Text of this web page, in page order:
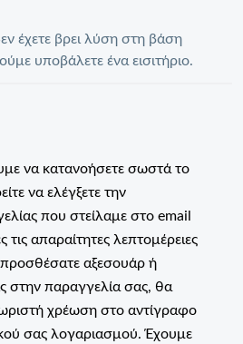
έχετε βρει λύση στη βάση
υποβάλετε ένα εισιτήριο.
να κατανοήσετε σωστά το
να ελέγξετε την
που στείλαμε στο email
τις απαραίτητες λεπτομέρειες
προσθέσατε αξεσουάρ ή
στην παραγγελία σας, θα
χρέωση στο αντίγραφο
σας λογαριασμού. Έχουμε